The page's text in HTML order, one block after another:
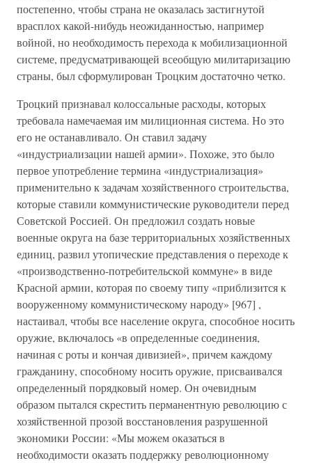
постепенно, чтобы страна не оказалась застигнутой
врасплох какой-нибудь неожиданностью, например
войной, но необходимость перехода к мобилизационной
системе, предусматривающей всеобщую милитаризацию
страны, был сформулирован Троцким достаточно четко.
Троцкий признавал колоссальные расходы, которых
требовала намечаемая им милиционная система. Но это
его не останавливало. Он ставил задачу
«индустриализации нашей армии». Похоже, это было
первое употребление термина «индустриализация»
применительно к задачам хозяйственного строительства,
которые ставили коммунистические руководители перед
Советской Россией. Он предложил создать новые
военные округа на базе территориальных хозяйственных
единиц, развил утопические представления о переходе к
«производственно-потребительской коммуне» в виде
Красной армии, которая по своему типу «приблизится к
вооруженному коммунистическому народу» [967] ,
настаивал, чтобы все население округа, способное носить
оружие, включалось «в определенные соединения,
начиная с роты и кончая дивизией», причем каждому
гражданину, способному носить оружие, присваивался
определенный порядковый номер. Он очевидным
образом пытался скрестить перманентную революцию с
хозяйственной прозой восстановления разрушенной
экономики России: «Мы можем оказаться в
необходимости оказать поддержку революционному